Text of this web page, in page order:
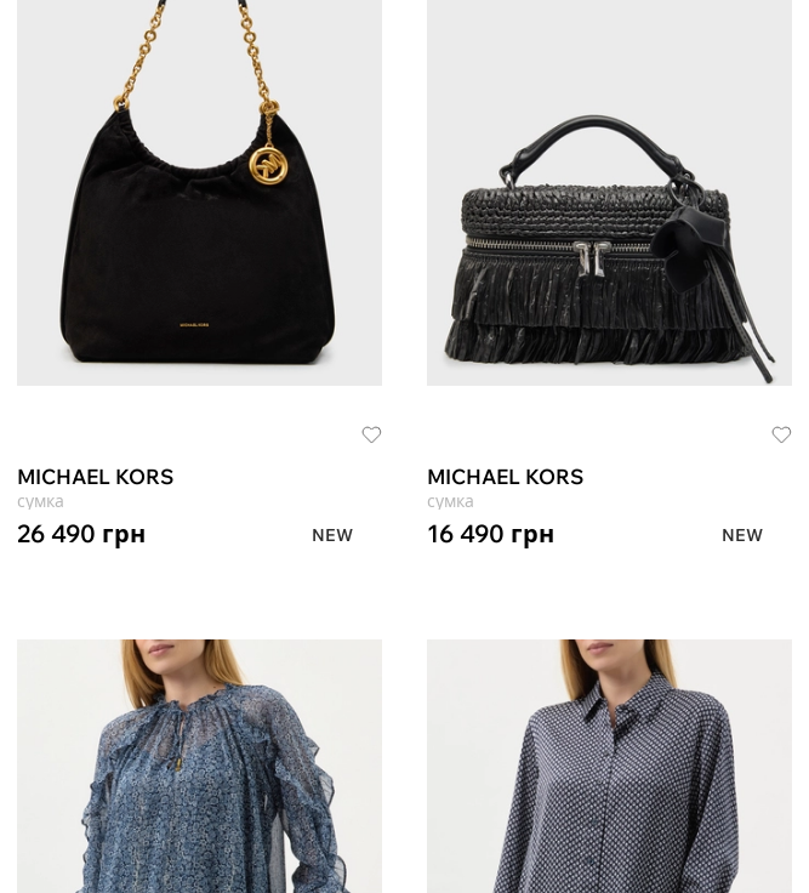
MICHAEL KORS
сумка
26 490 грн NEW
MICHAEL KORS
сумка
16 490 грн NEW